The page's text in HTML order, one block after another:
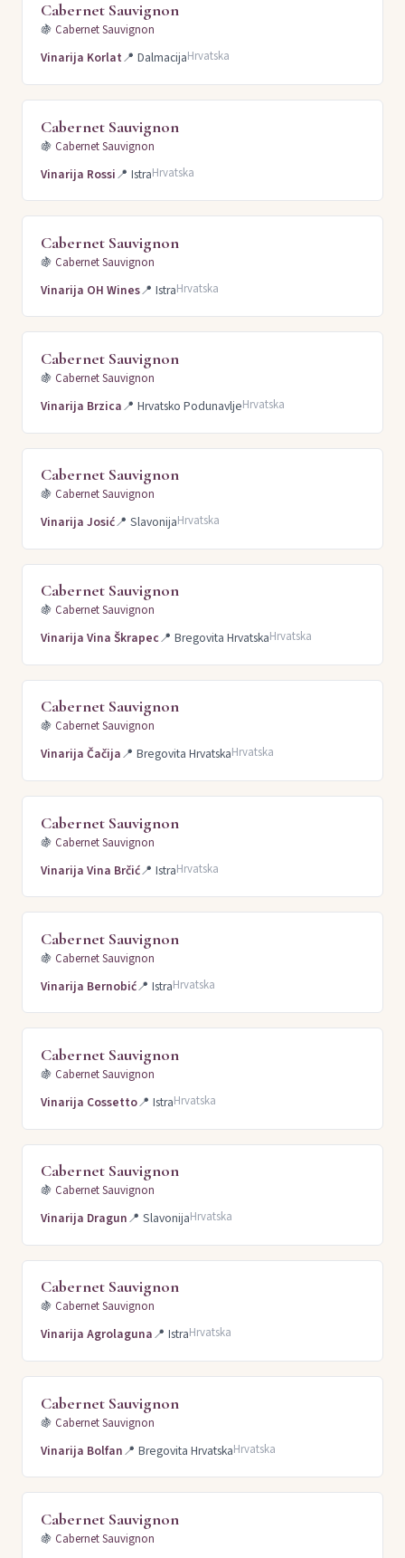
Cabernet Sauvignon
🍇 Cabernet Sauvignon
Vinarija Korlat📍 DalmacijaHrvatska
Cabernet Sauvignon
🍇 Cabernet Sauvignon
Vinarija Rossi📍 IstraHrvatska
Cabernet Sauvignon
🍇 Cabernet Sauvignon
Vinarija OH Wines📍 IstraHrvatska
Cabernet Sauvignon
🍇 Cabernet Sauvignon
Vinarija Brzica📍 Hrvatsko PodunavljeHrvatska
Cabernet Sauvignon
🍇 Cabernet Sauvignon
Vinarija Josić📍 SlavonijaHrvatska
Cabernet Sauvignon
🍇 Cabernet Sauvignon
Vinarija Vina Škrapec📍 Bregovita HrvatskaHrvatska
Cabernet Sauvignon
🍇 Cabernet Sauvignon
Vinarija Čačija📍 Bregovita HrvatskaHrvatska
Cabernet Sauvignon
🍇 Cabernet Sauvignon
Vinarija Vina Brčić📍 IstraHrvatska
Cabernet Sauvignon
🍇 Cabernet Sauvignon
Vinarija Bernobić📍 IstraHrvatska
Cabernet Sauvignon
🍇 Cabernet Sauvignon
Vinarija Cossetto📍 IstraHrvatska
Cabernet Sauvignon
🍇 Cabernet Sauvignon
Vinarija Dragun📍 SlavonijaHrvatska
Cabernet Sauvignon
🍇 Cabernet Sauvignon
Vinarija Agrolaguna📍 IstraHrvatska
Cabernet Sauvignon
🍇 Cabernet Sauvignon
Vinarija Bolfan📍 Bregovita HrvatskaHrvatska
Cabernet Sauvignon
🍇 Cabernet Sauvignon